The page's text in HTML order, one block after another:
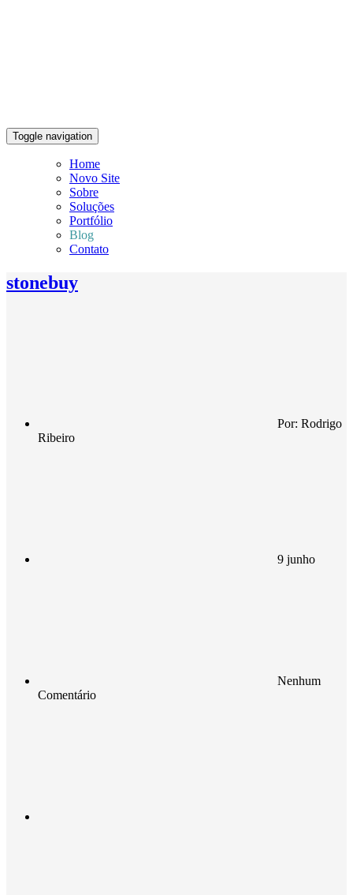
Toggle navigation
Home
Novo Site
Sobre
Soluções
Portfólio
Blog
Contato
stonebuy
Por: Rodrigo
Ribeiro
9 junho
Nenhum
Comentário